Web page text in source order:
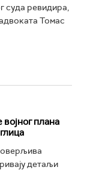
суда ревидира,
Томас
плана
детаљи